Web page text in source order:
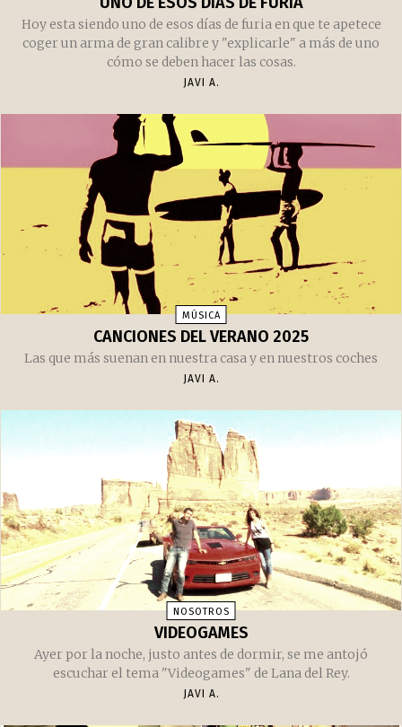
Hoy esta siendo uno de esos días de furia en que te apetece
coger un arma de gran calibre y "explicarle" a más de uno
cómo se deben hacer las cosas.
JAVI A.
MÚSICA
CANCIONES DEL VERANO 2025
Las que más suenan en nuestra casa y en nuestros coches
JAVI A.
NOSOTROS
VIDEOGAMES
Ayer por la noche, justo antes de dormir, se me antojó
escuchar el tema "Videogames" de Lana del Rey.
JAVI A.